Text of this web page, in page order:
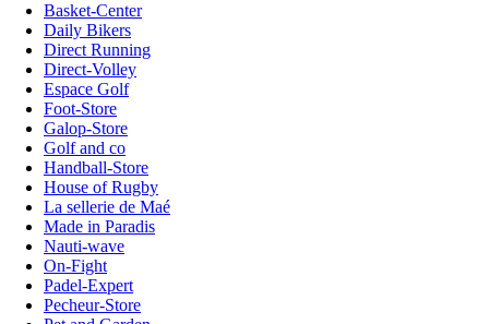
Basket-Center
Daily Bikers
Direct Running
Direct-Volley
Espace Golf
Foot-Store
Galop-Store
Golf and co
Handball-Store
House of Rugby
La sellerie de Maé
Made in Paradis
Nauti-wave
On-Fight
Padel-Expert
Pecheur-Store